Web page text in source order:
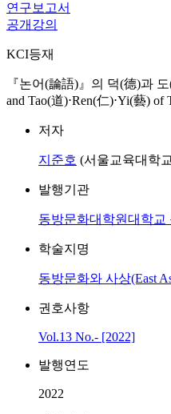
연구보고서
공개강의
KCI등재
『논어(論語)』의 덕(德)과
and Tao(道)⋅Ren(仁)⋅Yi(藝) of
저자
지준호 (서울교육대학
발행기관
동방문화대학원대학교
학술지명
동방문화와 사상(East
권호사항
Vol.13 No.- [2022]
발행연도
2022